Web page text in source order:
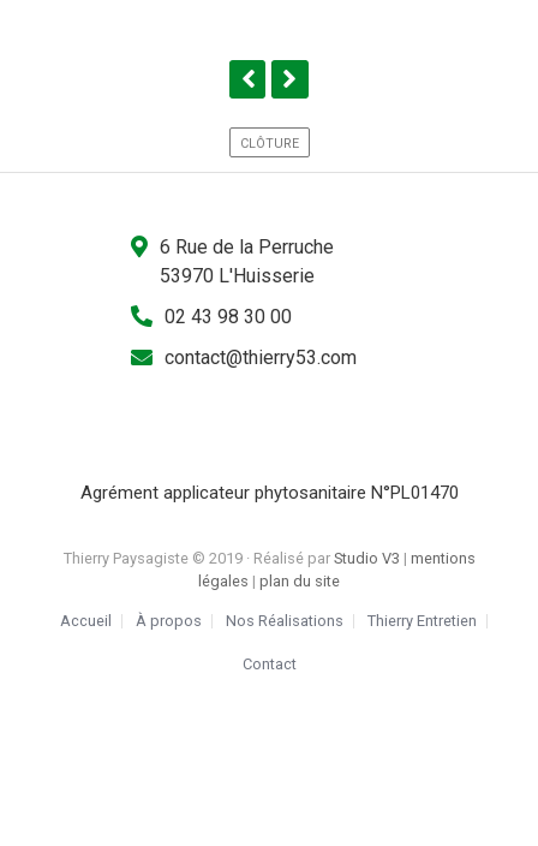
CLÔTURE
6 Rue de la Perruche
53970 L'Huisserie
02 43 98 30 00
contact@thierry53.com
Agrément applicateur phytosanitaire N°PL01470
Thierry Paysagiste © 2019 · Réalisé par Studio V3 | mentions
légales | plan du site
Accueil À propos Nos Réalisations Thierry Entretien
Contact